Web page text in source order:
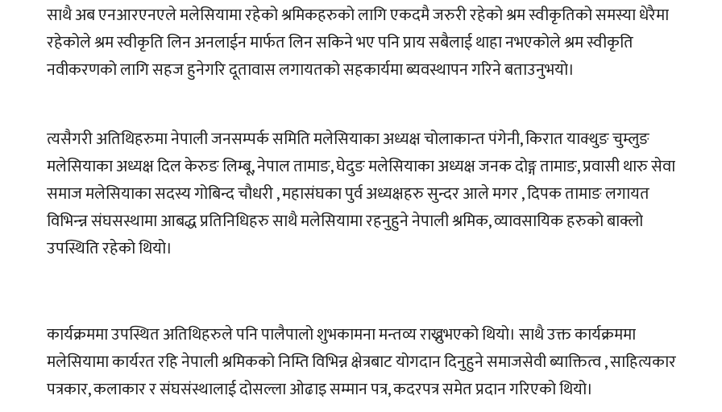
साथै अब एनआरएनएले मलेसियामा रहेको श्रमिकहरुको लागि एकदमै जरुरी रहेको श्रम स्वीकृतिको समस्या धेरैमा
रहेकोले श्रम स्वीकृति लिन अनलाईन मार्फत लिन सकिने भए पनि प्राय सबैलाई थाहा नभएकोले श्रम स्वीकृति
नवीकरणको लागि सहज हुनेगरि दूतावास लगायतको सहकार्यमा ब्यवस्थापन गरिने बताउनुभयो।
त्यसैगरी अतिथिहरुमा नेपाली जनसम्पर्क समिति मलेसियाका अध्यक्ष चोलाकान्त पंगेनी, किरात याक्थुङ चुम्लुङ
मलेसियाका अध्यक्ष दिल केरुङ लिम्बू, नेपाल तामाङ, घेदुङ मलेसियाका अध्यक्ष जनक दोङ्ग तामाङ, प्रवासी थारु सेवा
समाज मलेसियाका सदस्य गोबिन्द चौधरी , महासंघका पुर्व अध्यक्षहरु सुन्दर आले मगर , दिपक तामाङ लगायत
विभिन्न्न संघसस्थामा आबद्ध प्रतिनिधिहरु साथै मलेसियामा रहनुहुने नेपाली श्रमिक, व्यावसायिक हरुको बाक्लो
उपस्थिति रहेको थियो।
कार्यक्रममा उपस्थित अतिथिहरुले पनि पालैपालो शुभकामना मन्तव्य राख्नुभएको थियो। साथै उक्त कार्यक्रममा
मलेसियामा कार्यरत रहि नेपाली श्रमिकको निम्ति विभिन्न क्षेत्रबाट योगदान दिनुहुने समाजसेवी ब्याक्तित्व , साहित्यकार
पत्रकार, कलाकार र संघसंस्थालाई दोसल्ला ओढाइ सम्मान पत्र, कदरपत्र समेत प्रदान गरिएको थियो।